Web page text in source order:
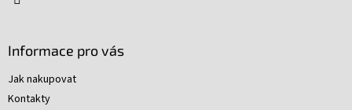
Informace pro vás
Jak nakupovat
Kontakty